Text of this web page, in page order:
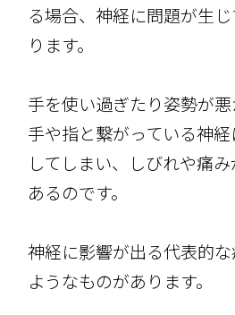
る場合、神経に問題が生
ります。
手を使い過ぎたり姿勢が悪
手や指と繋がっている神
してしまい、しびれや痛
あるのです。
神経に影響が出る代表的
ようなものがあります。